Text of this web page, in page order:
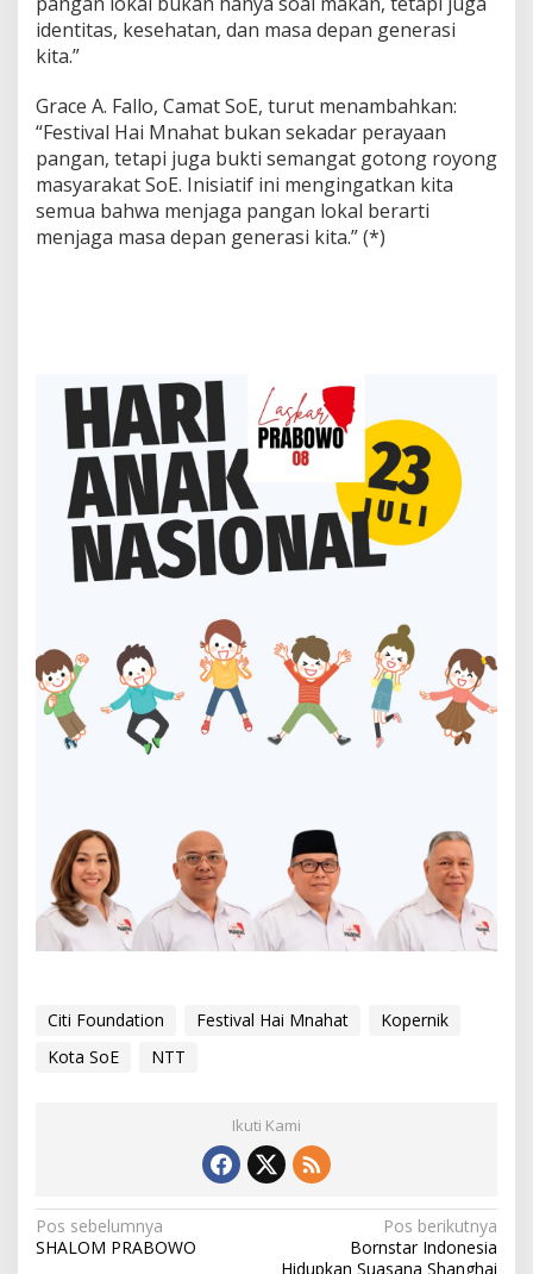
identitas, kesehatan, dan masa depan generasi
kita.”
Grace A. Fallo, Camat SoE, turut menambahkan:
“Festival Hai Mnahat bukan sekadar perayaan
pangan, tetapi juga bukti semangat gotong royong
masyarakat SoE. Inisiatif ini mengingatkan kita
semua bahwa menjaga pangan lokal berarti
menjaga masa depan generasi kita.” (*)
Citi Foundation Festival Hai Mnahat
Kopernik
Kota SoE
NTT
Ikuti Kami
N
a
Pos sebelumnya
SHALOM PRABOWO
Pos berikutnya
Bornstar Indonesia
Hidupkan Suasana Shanghai